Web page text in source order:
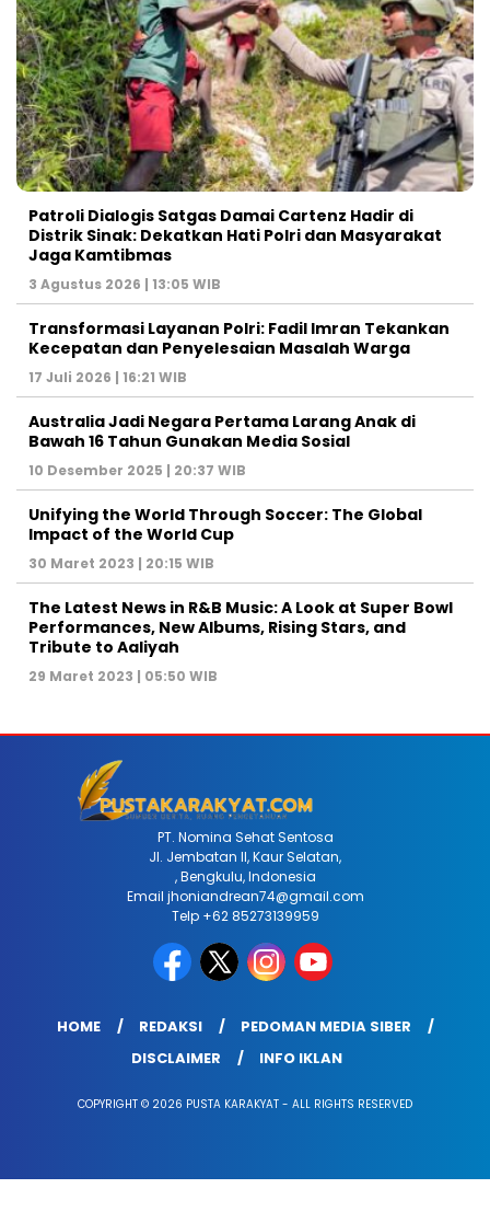
Patroli Dialogis Satgas Damai Cartenz Hadir di
Distrik Sinak: Dekatkan Hati Polri dan Masyarakat
Jaga Kamtibmas
3 Agustus 2026 | 13:05 WIB
Transformasi Layanan Polri: Fadil Imran Tekankan
Kecepatan dan Penyelesaian Masalah Warga
17 Juli 2026 | 16:21 WIB
Australia Jadi Negara Pertama Larang Anak di
Bawah 16 Tahun Gunakan Media Sosial
10 Desember 2025 | 20:37 WIB
Unifying the World Through Soccer: The Global
Impact of the World Cup
30 Maret 2023 | 20:15 WIB
The Latest News in R&B Music: A Look at Super Bowl
Performances, New Albums, Rising Stars, and
Tribute to Aaliyah
29 Maret 2023 | 05:50 WIB
PT. Nomina Sehat Sentosa
Jl. Jembatan II, Kaur Selatan,
, Bengkulu, Indonesia
Email jhoniandrean74@gmail.com
Telp +62 85273139959
HOME REDAKSI
PEDOMAN MEDIA SIBER
DISCLAIMER
INFO IKLAN
COPYRIGHT © 2026 PUSTA KARAKYAT - ALL RIGHTS RESERVED